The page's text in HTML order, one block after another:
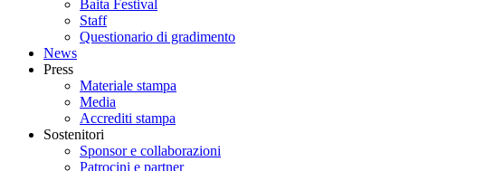
Baita Festival
Staff
Questionario di gradimento
News
Press
Materiale stampa
Media
Accrediti stampa
Sostenitori
Sponsor e collaborazioni
Patrocini e partner